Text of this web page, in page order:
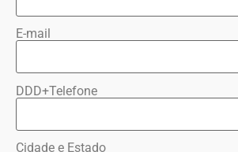
E-mail
DDD+Telefone
Cidade e Estado